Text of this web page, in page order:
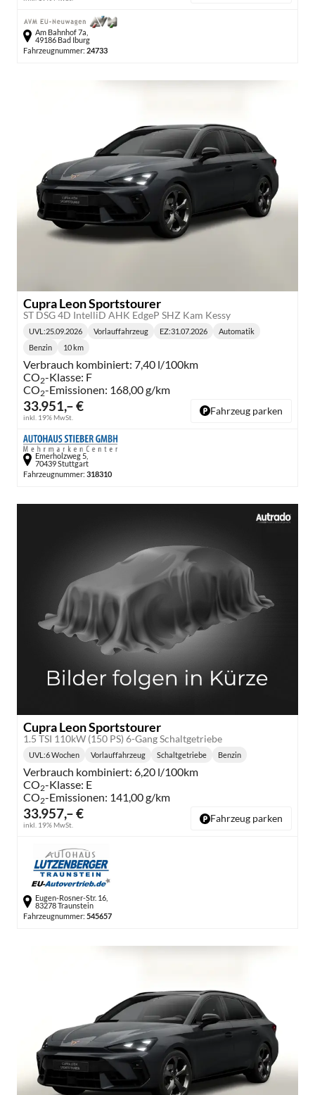
Am Bahnhof 7a,
49186 Bad Iburg
Fahrzeugnummer: 24733
Cupra Leon Sportstourer
ST DSG 4D IntelliD AHK EdgeP SHZ Kam Kessy
33.951,– €
inkl. 19% MwSt.
Lieferzeit:
UVL :25.09.2026 Vorlauffahrzeug EZ:31.07.2026
Getriebe:
Automatik
Kraftstoff:
Benzin
Kilometerstand:
10 km
Verbrauch kombiniert: 7,40 l/100km
CO2-Klasse: F
CO2-Emissionen: 168,00 g/km
Fahrzeug parken
Emerholzweg 5,
70439 Stuttgart
Fahrzeugnummer: 318310
Cupra Leon Sportstourer
1.5 TSI 110kW (150 PS) 6-Gang Schaltgetriebe
33.957,– €
inkl. 19% MwSt.
UVL :6 Wochen Vorlauffahrzeug
Getriebe:
Schaltgetriebe Benzin
Verbrauch kombiniert: 6,20 l/100km
CO2-Klasse: E
CO2-Emissionen: 141,00 g/km
Fahrzeug parken
Eugen-Rosner-Str. 16,
83278 Traunstein
Fahrzeugnummer: 545657